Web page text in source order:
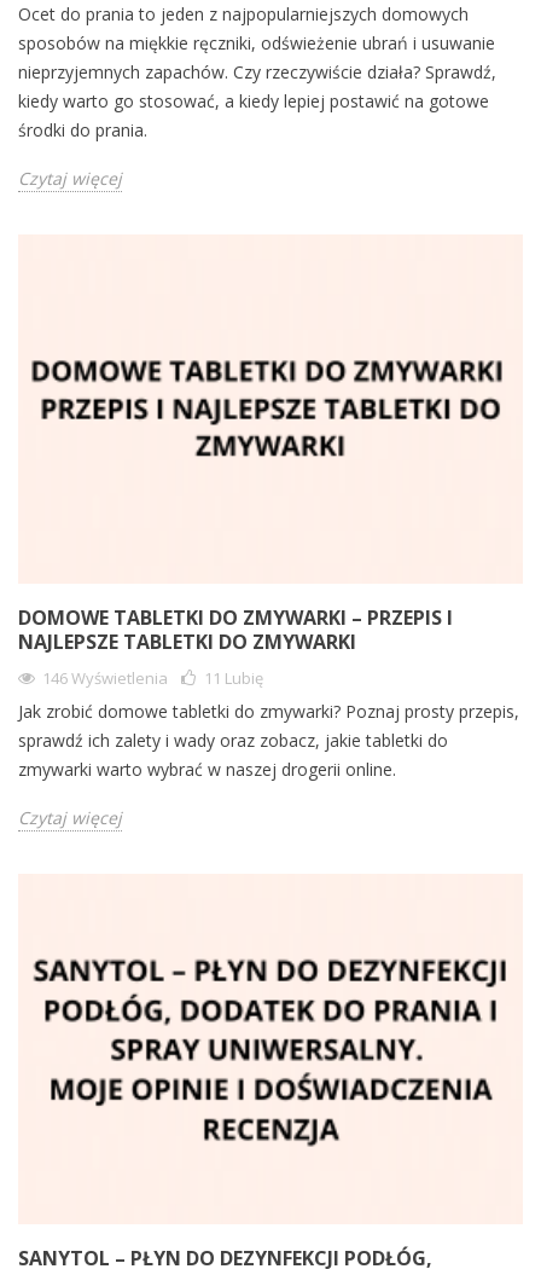
Ocet do prania to jeden z najpopularniejszych domowych
sposobów na miękkie ręczniki, odświeżenie ubrań i usuwanie
nieprzyjemnych zapachów. Czy rzeczywiście działa? Sprawdź,
kiedy warto go stosować, a kiedy lepiej postawić na gotowe
środki do prania.
Czytaj więcej
DOMOWE TABLETKI DO ZMYWARKI – PRZEPIS I
NAJLEPSZE TABLETKI DO ZMYWARKI
146 Wyświetlenia 11 Lubię
Jak zrobić domowe tabletki do zmywarki? Poznaj prosty przepis,
sprawdź ich zalety i wady oraz zobacz, jakie tabletki do
zmywarki warto wybrać w naszej drogerii online.
Czytaj więcej
SANYTOL – PŁYN DO DEZYNFEKCJI PODŁÓG,